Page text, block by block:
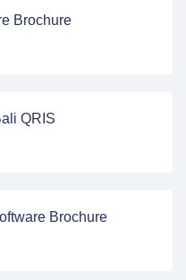
Brochure
QRIS
Brochure